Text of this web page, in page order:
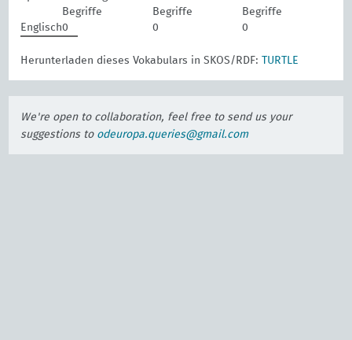
Begriffe
Begriffe
Begriffe
Englisch0 0 0
Herunterladen dieses Vokabulars in SKOS/RDF: TURTLE
We're open to collaboration, feel free to send us your
suggestions to odeuropa.queries@gmail.com